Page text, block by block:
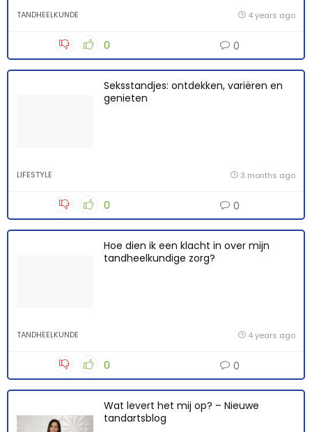
TANDHEELKUNDE 4 years ago
0 0
Seksstandjes: ontdekken, variëren en
genieten
LIFESTYLE 3 months ago
0 0
Hoe dien ik een klacht in over mijn
tandheelkundige zorg?
TANDHEELKUNDE 4 years ago
0 0
Wat levert het mij op? – Nieuwe
tandartsblog